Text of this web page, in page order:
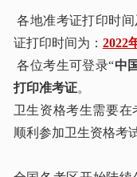
各地准考证打印时
证打印时间为： 2022
各位考生可登录“中
打印准考证。
卫生资格考生需要
顺利参加卫生资格考